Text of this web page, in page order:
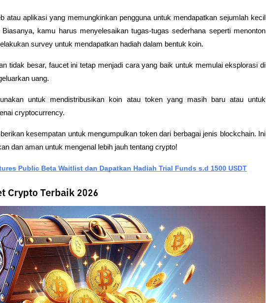
atau aplikasi yang memungkinkan pengguna untuk mendapatkan sejumlah kecil
kamu harus menyelesaikan tugas-tugas sederhana seperti menonton
survey untuk mendapatkan hadiah dalam bentuk koin.
tidak besar, faucet ini tetap menjadi cara yang baik untuk memulai eksplorasi di
uang.
untuk mendistribusikan koin atau token yang masih baru atau untuk
cryptocurrency.
kesempatan untuk mengumpulkan token dari berbagai jenis blockchain. Ini
dan aman untuk mengenal lebih jauh tentang crypto!
Public Beta Waitlist dan Dapatkan Hadiah Trial Funds s.d 1500 USDT
Crypto Terbaik 2026